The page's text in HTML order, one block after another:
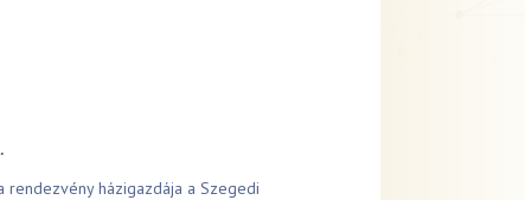
rendezvény házigazdája a Szegedi